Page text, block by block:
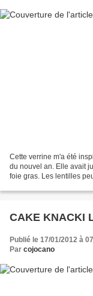
Cette verrine m'a été
du nouvel an. Elle avait
foie gras. Les lentilles
CAKE KNACKI
Publié le 17/01/2012 à
Par cojocano